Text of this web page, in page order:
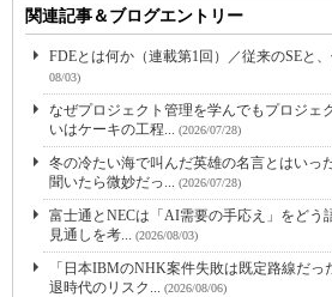
関連記事＆ブログエントリー
FDEとは何か（連載第1回）／従来のSEと
08/03)
なぜプロジェクト管理を学んでもプロジェ
いはケーキの工程... (2026/07/28)
冬の冷たい海で叫んだ英雄の名言とはいっ
聞いたら微妙だっ... (2026/07/28)
富士通とNECは「AI需要の手応え」をど
見通しを考... (2026/08/03)
「日本IBMのNHK案件失敗は既定路線だ
退時代のリスク... (2026/08/06)